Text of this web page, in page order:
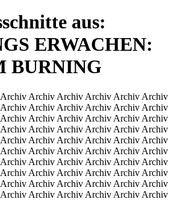
aus:
ERWACHEN:
BURNING
Archiv Archiv Archiv Archiv Archiv
Archiv Archiv Archiv Archiv Archiv
Archiv Archiv Archiv Archiv Archiv
Archiv Archiv Archiv Archiv Archiv
Archiv Archiv Archiv Archiv Archiv
Archiv Archiv Archiv Archiv Archiv
Archiv Archiv Archiv Archiv Archiv
Archiv Archiv Archiv Archiv Archiv
Archiv Archiv Archiv Archiv Archiv
Archiv Archiv Archiv Archiv Archiv